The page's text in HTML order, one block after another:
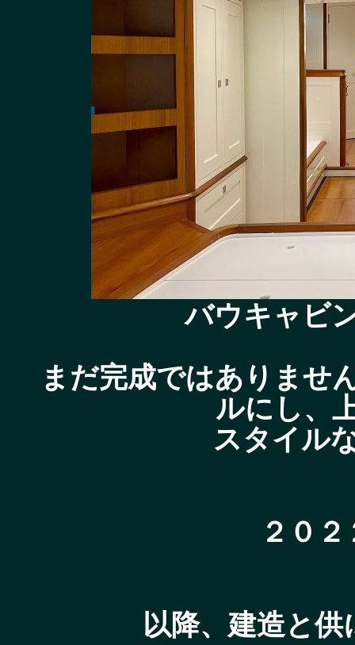
バウキャビ
まだ完成ではありませ
ルにし、
スタイル
２０
以降、建造と